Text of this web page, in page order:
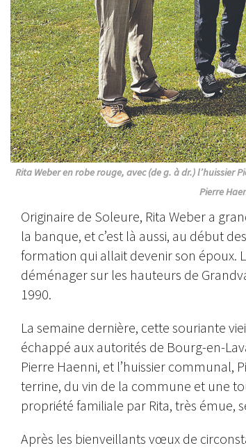
Rita Weber en robe rouge, avec (de g. à dr.) l’huissier
Pierre
Originaire de Soleure, Rita Weber a
la banque, et c’est là aussi, au début
formation qui allait devenir son époux.
déménager sur les hauteurs de
1990.
La semaine dernière, cette souriante
échappé aux autorités de Bourg-en-
Pierre Haenni, et l’huissier communal,
terrine, du vin de la commune et une
propriété familiale par Rita, très émue,
Après les bienveillants vœux de